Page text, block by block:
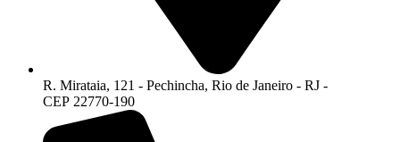
R. Mirataia, 121 - Pechincha, Rio de Janeiro - RJ -
CEP 22770-190